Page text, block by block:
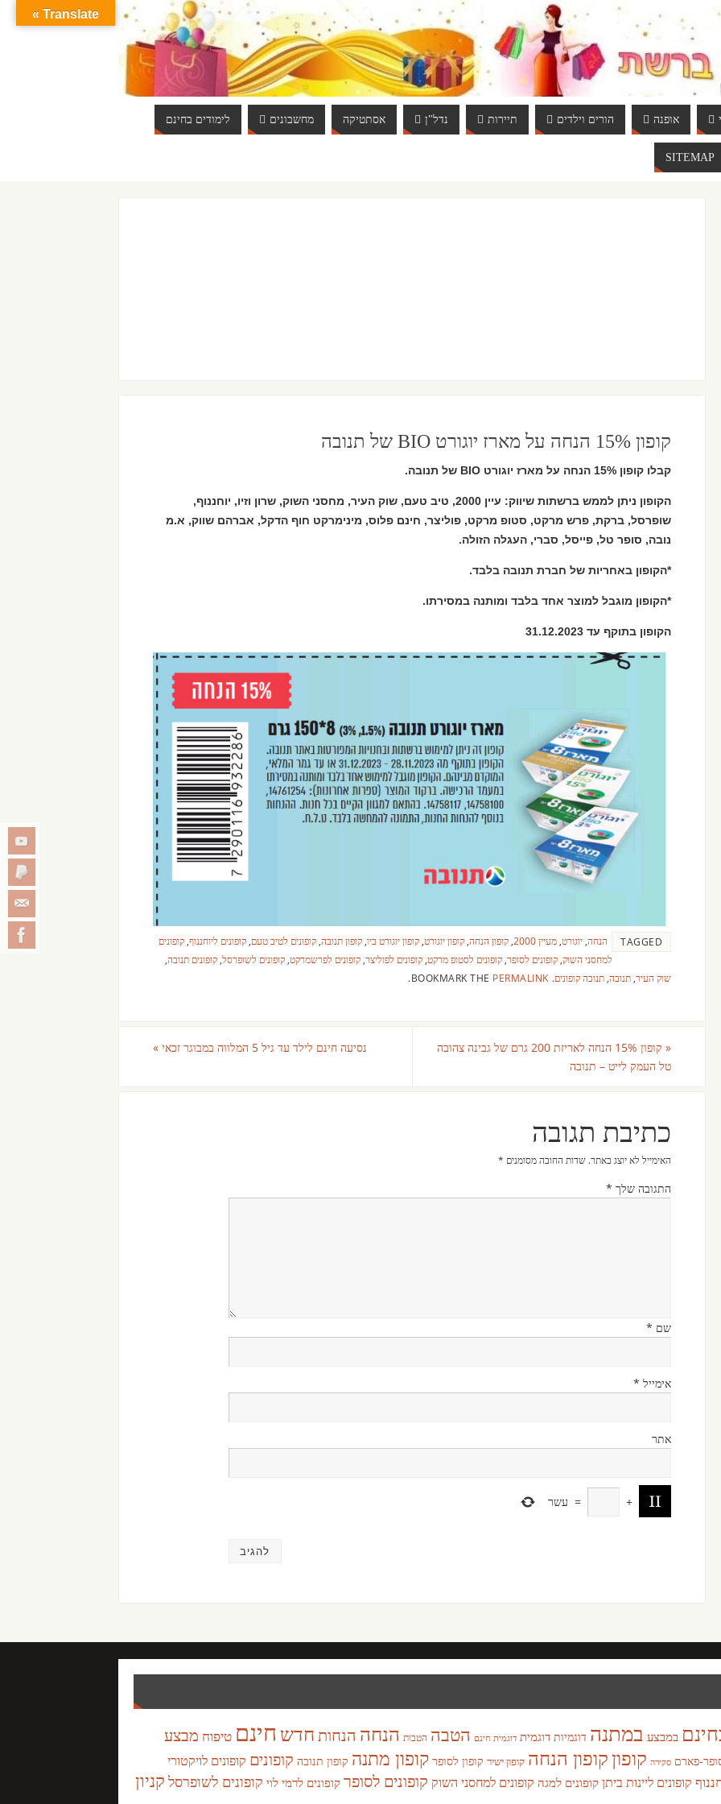
אופנה הורים וילדים תיירות נדל"ן אסתטיקה מחשבונים לימודים בחינם
SITEMAP
קופון 15% הנחה על מארז יוגורט BIO של תנובה
קבלו קופון 15% הנחה על מארז יוגורט BIO של תנובה.
הקופון ניתן לממש ברשתות שיווק: עיין 2000, טיב טעם, שוק העיר, מחסני השוק, שרון וזיו, יוחננוף,
שופרסל, ברקת, פרש מרקט, סטופ מרקט, פוליצר, חינם פלוס, מינימרקט חוף הדקל, אברהם שווק, א.מ
נובה, סופר טל, פייסל, סברי, העגלה הזולה.
*הקופון באחריות של חברת תנובה בלבד.
*הקופון מוגבל למוצר אחד בלבד ומותנה במסירתו.
הקופון בתוקף עד 31.12.2023
TAGGED הנחה יוגורט מעיין 2000 קופון הנחה קופון יוגורט קופון יוגורט ביו קופון תנובה קופונים לטיב טעם קופונים ליוחננוף קופונים
למחסני השוק קופונים לסופר קופונים לסטופ מרקט קופונים לפוליצר קופונים לפרשמרקט קופונים לשופרסל קופונים תנובה
שוק העיר תנובה תנובה קופונים.
PERMALINK
.
«
קופון 15% הנחה לאריזת 200 גרם של גבינה צהובה
טל העמק לייט – תנובה
נסיעה חינם לילד עד גיל 5 המלווה במבוגר זכאי »
כתיבת תגובה
האימייל לא יוצג באתר. שדות החובה מסומנים *
התגובה שלך *
שם *
אימייל *
אתר
+
= עשר
במבצע במתנה דוגמיות דוגמית דוגמית חינם הטבה הטבות הנחה הנחותחדש חינם טיפוח מבצע
פארם סקירה קופוןקופון הנחה קופון ישיר קופון לסופר קופון מתנה קופון תנובה קופונים קופונים לויקטורי
קופונים ליינות ביתן קופונים למגה קופונים למחסני השוק קופונים לסופר קופונים לרמי לוי קופונים לשופרסל קניון
Translate »